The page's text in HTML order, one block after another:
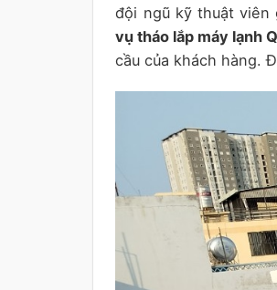
đội ngũ kỹ thuật viên
vụ tháo lắp máy lạnh
cầu của khách hàng.